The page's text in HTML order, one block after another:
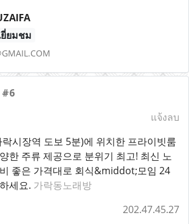
ยี่ยมชม
#6
แจ้งลบ
시장역 도보 5분)에 위치한 프라이빗룸
한 주류 제공으로 분위기 최고! 최신 노
좋은 가격대로 회식&middot;모임 24
세요. 가락동노래방
202.47.45.27